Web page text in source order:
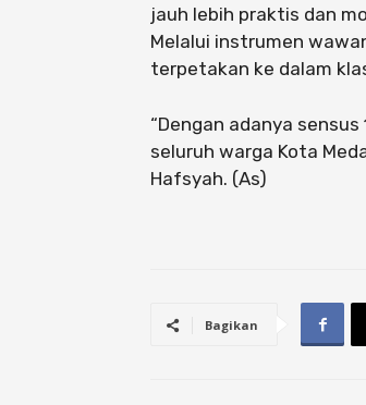
jauh lebih praktis dan
Melalui instrumen
terpetakan ke dalam
“Dengan adanya
seluruh warga Kota
Hafsyah. (As)
Bagikan